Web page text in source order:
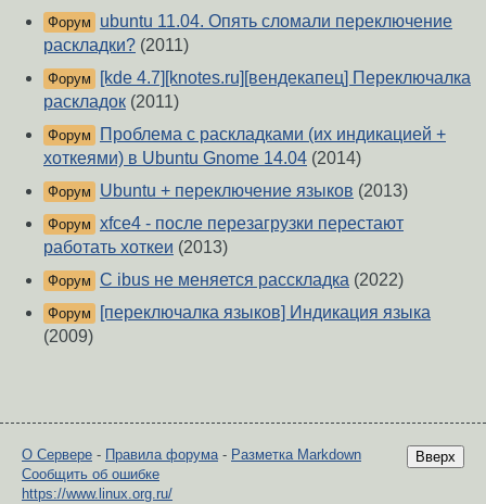
Форум
ubuntu 11.04. Опять сломали переключение
раскладки? (2011)
Форум
[kde 4.7][knotes.ru][вендекапец] Переключалка
раскладок (2011)
Форум
Проблема с раскладками (их индикацией +
хоткеями) в Ubuntu Gnome 14.04 (2014)
Форум Ubuntu + переключение языков (2013)
Форум xfce4 - после перезагрузки перестают
работать хоткеи (2013)
Форум С ibus не меняется расскладка (2022)
Форум
[переключалка языков] Индикация языка
(2009)
Вверх
О Сервере - Правила форума- Разметка Markdown
Сообщить об ошибке
https://www.linux.org.ru/